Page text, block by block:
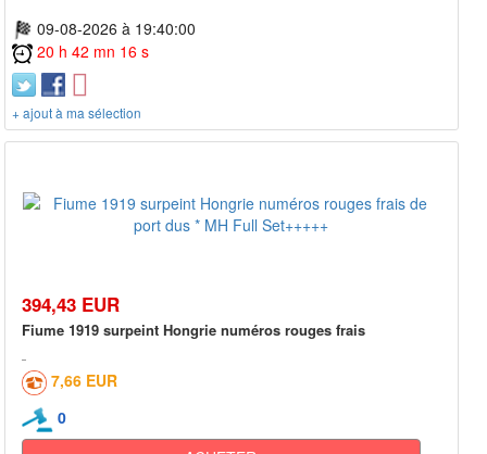
09-08-2026 à 19:40:00
20 h 42 mn 16 s
+ ajout à ma sélection
394,43 EUR
Fiume 1919 surpeint Hongrie numéros rouges frais
7,66 EUR
0